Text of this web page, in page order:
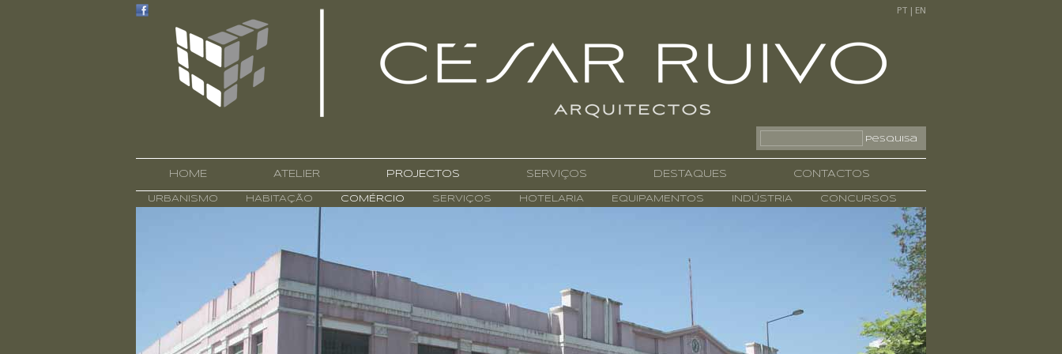
PT | EN
Pesquisa
HOME ATELIER PROJECTOS SERVIÇOS DESTAQUES CONTACTOS
URBANISMO HABITAÇÃO COMÉRCIO SERVIÇOS HOTELARIA EQUIPAMENTOS INDÚSTRIA CONCURSOS